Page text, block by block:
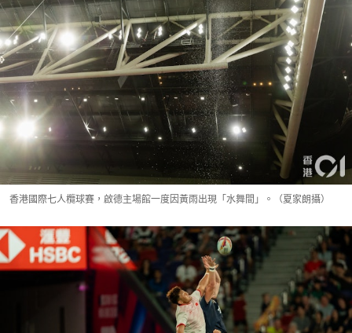
香港國際七人欖球賽，啟德主場館一度因黃雨出現「水舞間」。（夏家朗攝）